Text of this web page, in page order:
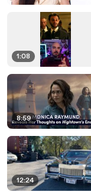
1:08
8:59
12:24